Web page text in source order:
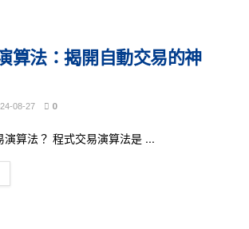
算法：揭開自動交易的神
08-27 0
演算法？ 程式交易演算法是 ...